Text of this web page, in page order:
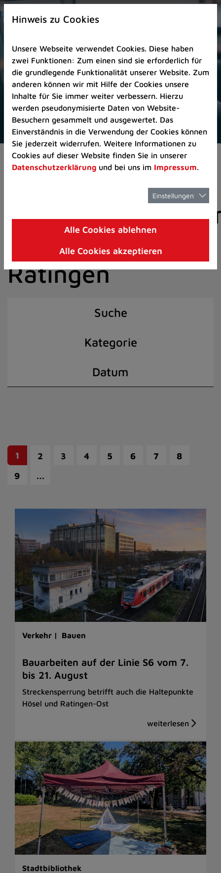
Zur
Startseite
Zum
Seitenanfang
springen
(Schnelltaste
A)
Zur
Navigation/Menü
springen
(Schnelltaste
M)
Zur
8)
I)
Aktuelles Pressemitteilungen
der Stadt
Ratingen
Suche
Kategorie
Datum
1 2 3 4 5 6 7
8
9
…
Verkehr | Bauen
Bauarbeiten auf der Linie S6 vom 7.
bis 21. August
Streckensperrung betrifft auch die Haltepunkte
Hösel und Ratingen-Ost
Stadtbibliothek
Hinweis zu Cookies
Unsere Webseite verwendet Cookies. Diese haben
zwei Funktionen: Zum einen sind sie erforderlich für
die grundlegende Funktionalität unserer Website. Zum
anderen können wir mit Hilfe der Cookies unsere
Inhalte für Sie immer weiter verbessern. Hierzu
werden pseudonymisierte Daten von Website-
Besuchern gesammelt und ausgewertet. Das
Einverständnis in die Verwendung der Cookies können
Sie jederzeit widerrufen. Weitere Informationen zu
Cookies auf dieser Website finden Sie in unserer
Datenschutzerklärung und bei uns im Impressum.
Einstellungen
Alle Cookies ablehnen
Alle Cookies akzeptieren